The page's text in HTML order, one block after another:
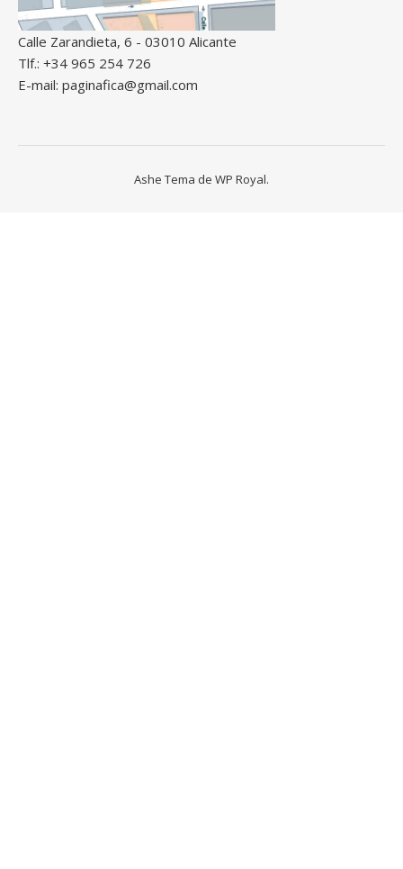
Calle Zarandieta, 6 - 03010 Alicante
Tlf.: +34 965 254 726
E-mail: paginafica@gmail.com
Ashe Tema de WP Royal.